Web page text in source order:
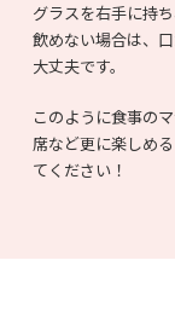
グラスを右手に持
飲めない場合は、
大丈夫です。
このように食事の
席など更に楽しめ
てください！